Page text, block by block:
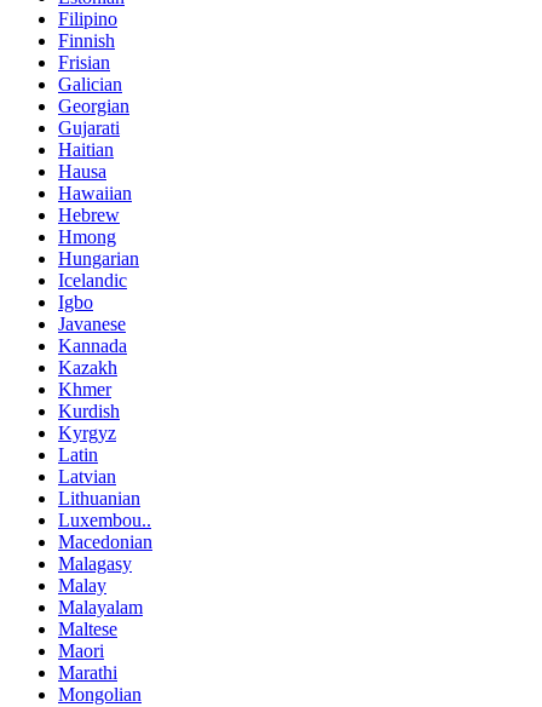
Filipino
Finnish
Frisian
Galician
Georgian
Gujarati
Haitian
Hausa
Hawaiian
Hebrew
Hmong
Hungarian
Icelandic
Igbo
Javanese
Kannada
Kazakh
Khmer
Kurdish
Kyrgyz
Latin
Latvian
Lithuanian
Luxembou..
Macedonian
Malagasy
Malay
Malayalam
Maltese
Maori
Marathi
Mongolian